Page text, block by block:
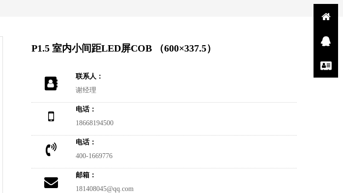
P1.5 室内小间距LED屏COB （600×337.5）
联系人：
谢经理
电话：
18668194500
电话：
400-1669776
邮箱：
181408045@qq.com